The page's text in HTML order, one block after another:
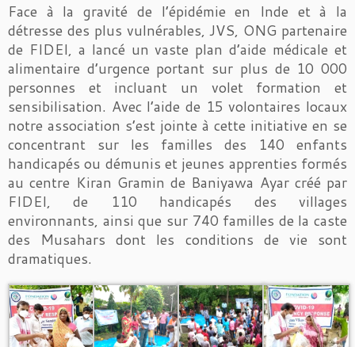
Face à la gravité de l’épidémie en Inde et à la
détresse des plus vulnérables, JVS, ONG partenaire
de FIDEI, a lancé un vaste plan d’aide médicale et
alimentaire d’urgence portant sur plus de 10 000
personnes et incluant un volet formation et
sensibilisation. Avec l’aide de 15 volontaires locaux
notre association s’est jointe à cette initiative en se
concentrant sur les familles des 140 enfants
handicapés ou démunis et jeunes apprenties formés
au centre Kiran Gramin de Baniyawa Ayar créé par
FIDEI, de 110 handicapés des villages
environnants, ainsi que sur 740 familles de la caste
des Musahars dont les conditions de vie sont
dramatiques.